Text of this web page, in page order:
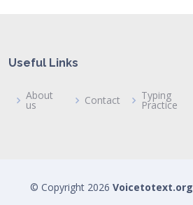
Useful Links
About
us Contact Typing
Practice
© Copyright 2026 Voicetotext.org